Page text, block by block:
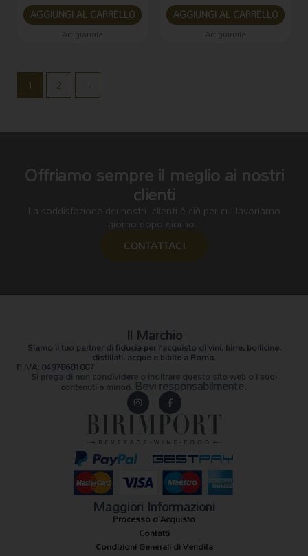
AGGIUNGI AL CARRELLO AGGIUNGI AL CARRELLO
1 2 →
Offriamo sempre il meglio ai nostri
clienti
La soddisfazione dei nostri clienti è ciò per cui lavoriamo
giorno dopo giorno.
CONTATTACI
Il Marchio
Siamo il tuo partner di fiducia per l’acquisto di vini, birre, bollicine,
distillati, acque e bibite a Roma.
P.IVA: 04978681007
Si prega di non condividere o inoltrare questo sito web o i suoi
contenuti a minori. Bevi responsabilmente.
In
s
t
g
r
a
F
a
c
eb
o
o
k
-f
Maggiori Informazioni
Processo d'Acquisto
Contatti
Condizioni Generali di Vendita